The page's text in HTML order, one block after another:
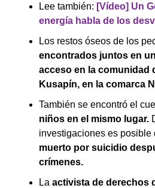
Lee también: [Vídeo] Un
energía habla de los
Los restos óseos de los
encontrados juntos en
acceso en la comunidad
Kusapín, en la comarca
También se encontró el
niños en el mismo lugar.
investigaciones es posible
muerto por suicidio
crímenes.
La activista de derechos